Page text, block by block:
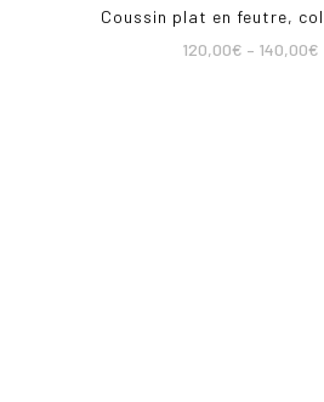
Coussin plat en feutre,
120,00€ – 140,00€